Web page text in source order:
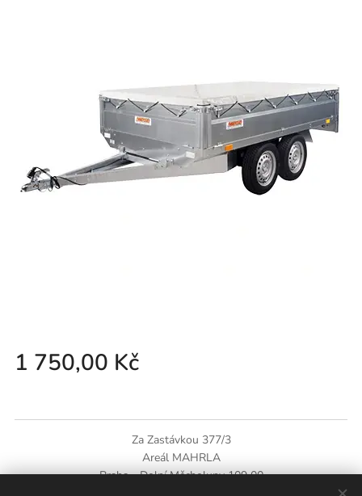
1 750,00 Kč
Za Zastávkou 377/3
Areál MAHRLA
Praha - Dolní Měcholupy109 00